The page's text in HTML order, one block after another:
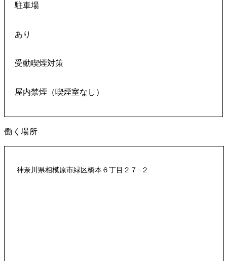
駐車場
あり
受動喫煙対策
屋内禁煙（喫煙室なし）
働く場所
神奈川県相模原市緑区橋本６丁目２７−２